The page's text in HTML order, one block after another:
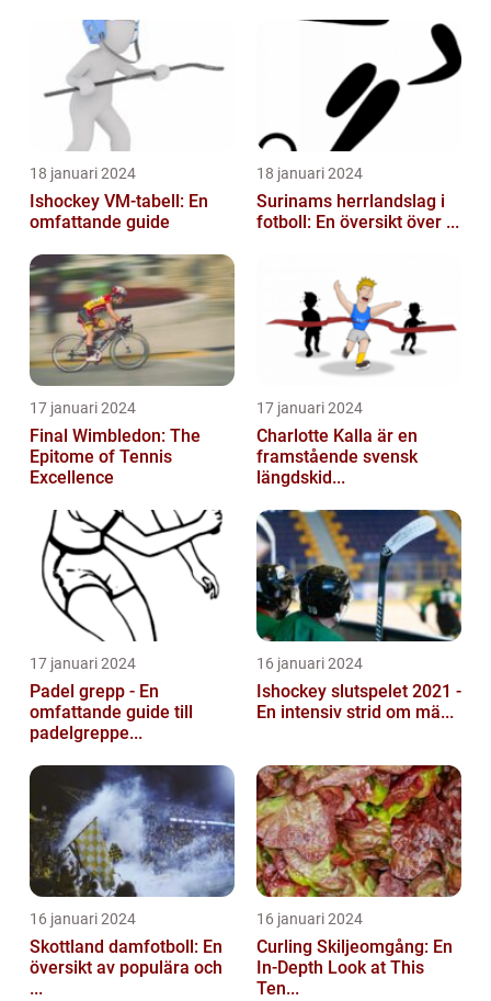
18 januari 2024
Ishockey VM-tabell: En
omfattande guide
18 januari 2024
Surinams herrlandslag i
fotboll: En översikt över ...
17 januari 2024
Final Wimbledon: The
Epitome of Tennis
Excellence
17 januari 2024
Charlotte Kalla är en
framstående svensk
längdskid...
17 januari 2024
Padel grepp - En
omfattande guide till
padelgreppe...
16 januari 2024
Ishockey slutspelet 2021 -
En intensiv strid om mä...
16 januari 2024
Skottland damfotboll: En
översikt av populära och
...
16 januari 2024
Curling Skiljeomgång: En
In-Depth Look at This
Ten...